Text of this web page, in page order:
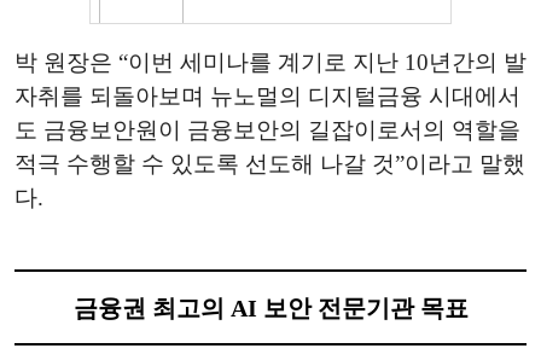
박 원장은 “이번 세미나를 계기로 지난 10년간의 발
자취를 되돌아보며 뉴노멀의 디지털금융 시대에서
도 금융보안원이 금융보안의 길잡이로서의 역할을
적극 수행할 수 있도록 선도해 나갈 것”이라고 말했
다.
금융권 최고의 AI 보안 전문기관 목표